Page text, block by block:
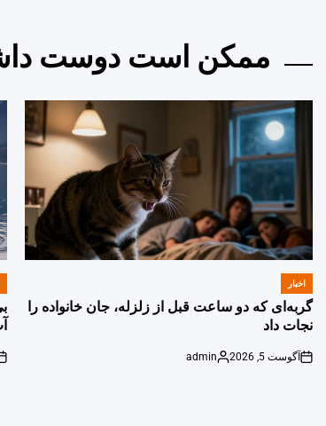
ممکن است دوست
POSTED
IN
اخبار
گربه‌ای که دو ساعت قبل از زلزله، جان خانواده را
نجات داد
on
آگوست 5, 2026
Posted
admin